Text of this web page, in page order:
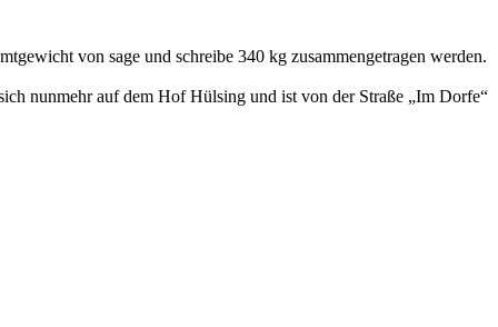
von sage und schreibe 340 kg zusammengetragen werden.
nunmehr auf dem Hof Hülsing und ist von der Straße „Im Dorfe“